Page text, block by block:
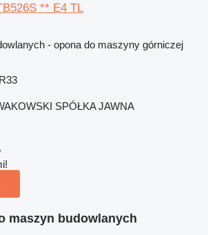
** E4 TL
- opona do maszyny górniczej
SPÓŁKA JAWNA
maszyn budowlanych